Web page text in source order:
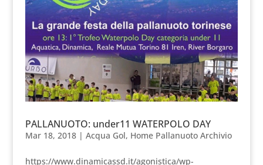
PALLANUOTO: under11 WATERPOLO DAY
Mar 18, 2018| Acqua Gol, Home Pallanuoto Archivio
https://www.dinamicassd.it/agonistica/wp-